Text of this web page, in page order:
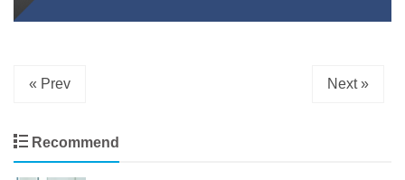
« Prev Next »
Recommend